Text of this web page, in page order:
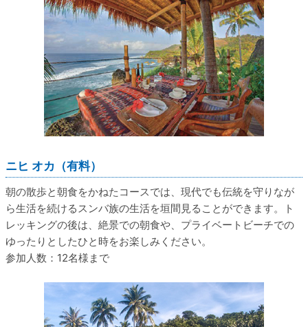
ニヒ オカ（有料）
朝の散歩と朝食をかねたコースでは、現代でも伝統を守りなが
ら生活を続けるスンバ族の生活を垣間見ることができます。ト
レッキングの後は、絶景での朝食や、プライベートビーチでの
ゆったりとしたひと時をお楽しみください。
参加人数：12名様まで